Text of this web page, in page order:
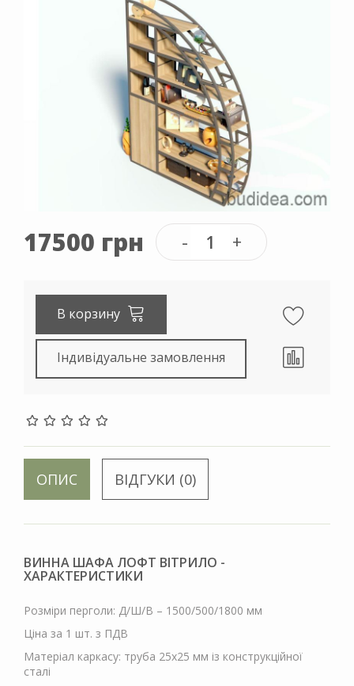
17500 грн
В корзину
Індивідуальне замовлення
ОПИС ВІДГУКИ (0)
ВИННА ШАФА ЛОФТ ВІТРИЛО -
ХАРАКТЕРИСТИКИ
Розміри перголи: Д/Ш/В – 1500/500/1800 мм
Ціна за 1 шт. з ПДВ
Матеріал каркасу: труба 25х25 мм із конструкційної
сталі